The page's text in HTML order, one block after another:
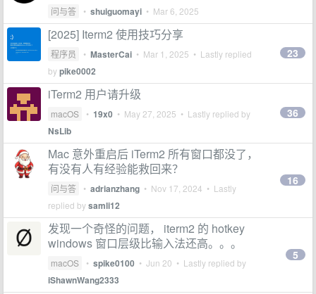
问与答 • shuiguomayi • Mar 6, 2025
[2025] Iterm2 使用技巧分享
程序员 • MasterCai • Mar 1, 2025 • Lastly replied
bypike0002
23
iTerm2 用户请升级
macOS • 19x0 • May 27, 2025 • Lastly replied by
NsLib
36
Mac 意外重启后 iTerm2 所有窗口都没了，
有没有人有经验能救回来？
问与答 • adrianzhang • Nov 17, 2024 • Lastly
replied bysamli12
16
发现一个奇怪的问题， iterm2 的 hotkey
windows 窗口层级比输入法还高。。。
macOS • spike0100 • Jun 20 • Lastly replied by
iShawnWang2333
5